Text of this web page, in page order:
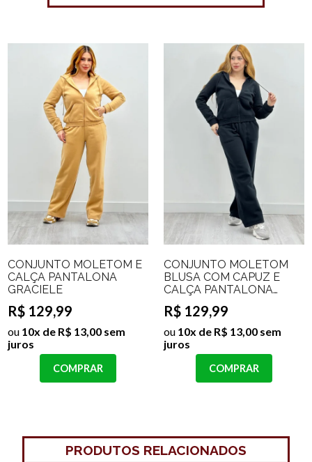
CONJUNTO MOLETOM E
CALÇA PANTALONA
GRACIELE
R$ 129,99
ou 10x de R$ 13,00 sem
juros
COMPRAR
CONJUNTO MOLETOM
BLUSA COM CAPUZ E
CALÇA PANTALONA
DIANI
R$ 129,99
ou 10x de R$ 13,00 sem
juros
COMPRAR
PRODUTOS RELACIONADOS